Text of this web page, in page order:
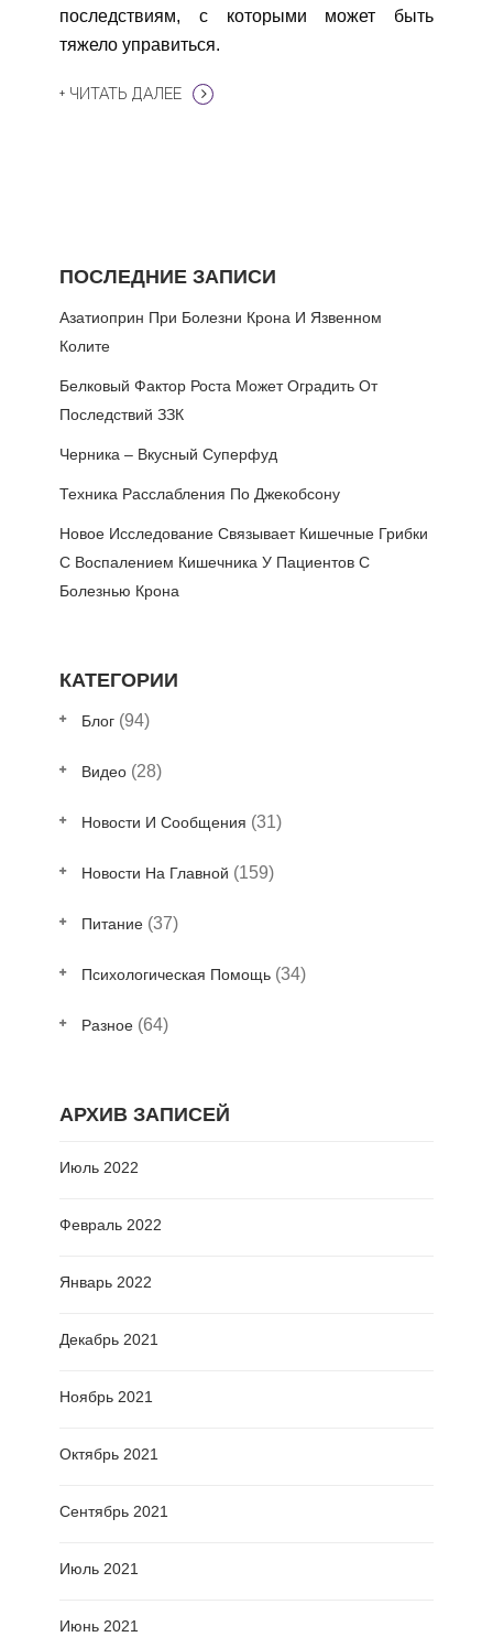
последствиям, с которыми может быть
тяжело управиться.
+ ЧИТАТЬ ДАЛЕЕ
ПОСЛЕДНИЕ ЗАПИСИ
Азатиоприн При Болезни Крона И Язвенном
Колите
Белковый Фактор Роста Может Оградить От
Последствий ЗЗК
Черника – Вкусный Суперфуд
Техника Расслабления По Джекобсону
Новое Исследование Связывает Кишечные Грибки
С Воспалением Кишечника У Пациентов С
Болезнью Крона
КАТЕГОРИИ
Блог (94)
Видео (28)
Новости И Сообщения (31)
Новости На Главной (159)
Питание (37)
Психологическая Помощь (34)
Разное (64)
АРХИВ ЗАПИСЕЙ
Июль 2022
Февраль 2022
Январь 2022
Декабрь 2021
Ноябрь 2021
Октябрь 2021
Сентябрь 2021
Июль 2021
Июнь 2021